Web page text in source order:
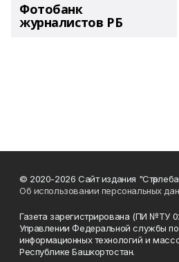
Фотобанк
журналистов РБ
© 2020-2026 Сайт издания
Об использовании персональных
Газета зарегистрирована (ПИ №ТУ
Управлении Федеральной службы
информационных технологий и
Республике Башкортостан.